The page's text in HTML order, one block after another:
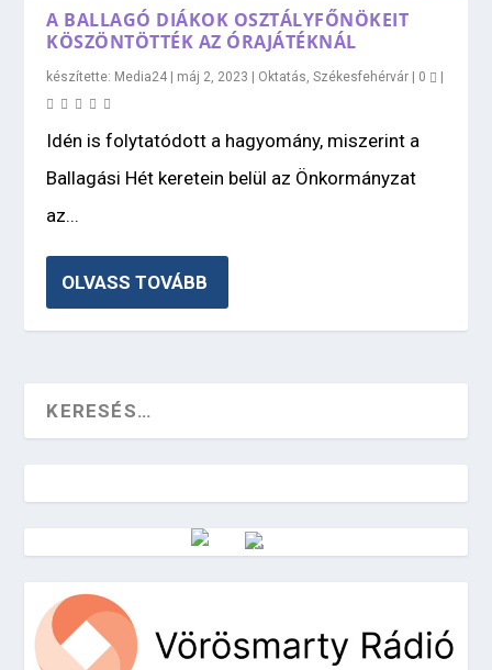
A BALLAGÓ DIÁKOK OSZTÁLYFŐNÖKEIT
KÖSZÖNTÖTTÉK AZ ÓRAJÁTÉKNÁL
készítette: Media24 | máj 2, 2023 | Oktatás ,Székesfehérvár | 0 |
Idén is folytatódott a hagyomány, miszerint a
Ballagási Hét keretein belül az Önkormányzat
az...
OLVASS TOVÁBB
Vörösmarty Rádió